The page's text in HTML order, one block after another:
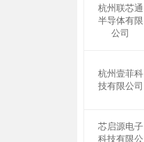
杭州联芯通
半导体有限
公司
杭州壹菲科
技有限公司
芯启源电子
科技有限公